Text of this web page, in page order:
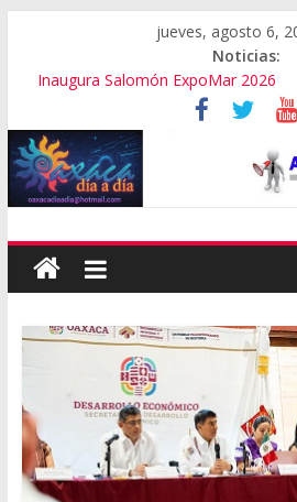
jueves, agosto 6,
Noticias:
Inaugura Salomón ExpoMar 2026
Se “cae” edificio del Poder Judicial
Exámenes fallidos en Oaxaca
Oaxaca se suma a la Jornada
Cómo cuidar el presupuesto familiar